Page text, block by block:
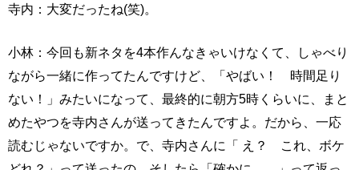
寺内：大変だったね(笑)。
小林：今回も新ネタを4本作んなきゃいけなくて、しゃべり
ながら一緒に作ってたんですけど、「やばい！ 時間足り
ない！」みたいになって、最終的に朝方5時くらいに、まと
めたやつを寺内さんが送ってきたんですよ。だから、一応
読むじゃないですか。で、寺内さんに「 え？ これ、ボケ